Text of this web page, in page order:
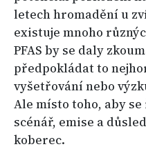
letech hromadění u
existuje mnoho
PFAS by se daly
předpokládat to
vyšetřování nebo
Ale místo toho, aby
scénář, emise a
koberec.